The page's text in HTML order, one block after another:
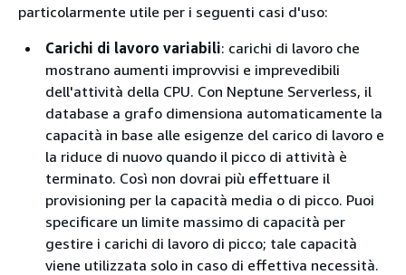
particolarmente utile per i seguenti casi d'uso:
Carichi di lavoro variabili: carichi di lavoro che
mostrano aumenti improvvisi e imprevedibili
dell'attività della CPU. Con Neptune Serverless, il
database a grafo dimensiona automaticamente la
capacità in base alle esigenze del carico di lavoro e
la riduce di nuovo quando il picco di attività è
terminato. Così non dovrai più effettuare il
provisioning per la capacità media o di picco. Puoi
specificare un limite massimo di capacità per
gestire i carichi di lavoro di picco; tale capacità
viene utilizzata solo in caso di effettiva necessità.